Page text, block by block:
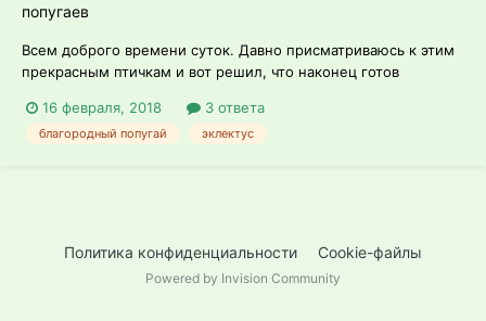
попугаев
Всем доброго времени суток. Давно присматриваюсь к этим
прекрасным птичкам и вот решил, что наконец готов
Москве. Звонил "Парк Воробьи", сказали, что только в Январе
2019 будут записывать на птенцов, и я так понял, не факт, что
16 февраля, 2018 3 ответа
благородный попугай эклектус
Политика конфиденциальности Cookie-файлы
Powered by Invision Community